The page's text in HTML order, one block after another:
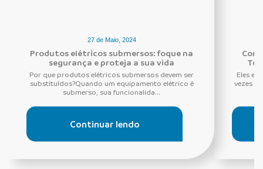
27 de Maio, 2024
Produtos elétricos submersos: foque na
segurança e proteja a sua vida
Por que produtos elétricos submersos devem ser
substituídos?Quando um equipamento elétrico é
submerso, sua funcionalida...
Continuar lendo
Eles
vezes